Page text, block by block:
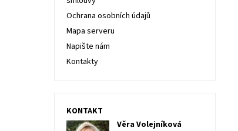
Ochrana osobních údajů
Mapa serveru
Napište nám
Kontakty
KONTAKT
Věra Volejníková